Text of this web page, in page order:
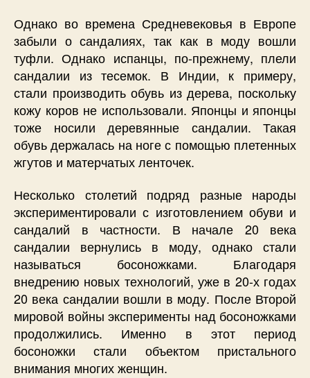
Однако во времена Средневековья в Европе
забыли о сандалиях, так как в моду вошли
туфли. Однако испанцы, по-прежнему, плели
сандалии из тесемок. В Индии, к примеру,
стали производить обувь из дерева, поскольку
кожу коров не использовали. Японцы и японцы
тоже носили деревянные сандалии. Такая
обувь держалась на ноге с помощью плетенных
жгутов и матерчатых ленточек.
Несколько столетий подряд разные народы
экспериментировали с изготовлением обуви и
сандалий в частности. В начале 20 века
сандалии вернулись в моду, однако стали
называться босоножками. Благодаря
внедрению новых технологий, уже в 20-х годах
20 века сандалии вошли в моду. После Второй
мировой войны эксперименты над босоножками
продолжились. Именно в этот период
босоножки стали объектом пристального
внимания многих женщин.